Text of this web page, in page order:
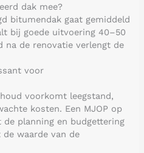
dak mee?
bitumendak gaat gemiddeld
bij goede uitvoering 40–50
na de renovatie verlengt de
voor
voorkomt leegstand,
kosten. Een MJOP op
de planning en budgettering
waarde van de